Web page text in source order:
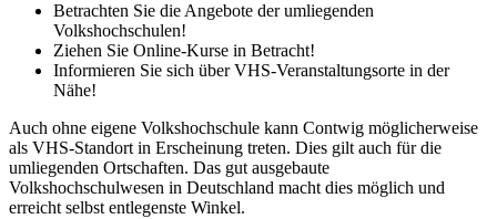
Betrachten Sie die Angebote der umliegenden
Volkshochschulen!
Ziehen Sie Online-Kurse in Betracht!
Informieren Sie sich über VHS-Veranstaltungsorte in der
Nähe!
Auch ohne eigene Volkshochschule kann Contwig möglicherweise
als VHS-Standort in Erscheinung treten. Dies gilt auch für die
umliegenden Ortschaften. Das gut ausgebaute
Volkshochschulwesen in Deutschland macht dies möglich und
erreicht selbst entlegenste Winkel.